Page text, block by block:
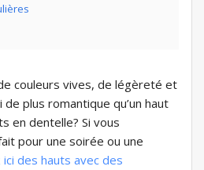
couleurs vives, de légèreté et
plus romantique qu’un haut
en dentelle? Si vous
pour une soirée ou une
des hauts avec des